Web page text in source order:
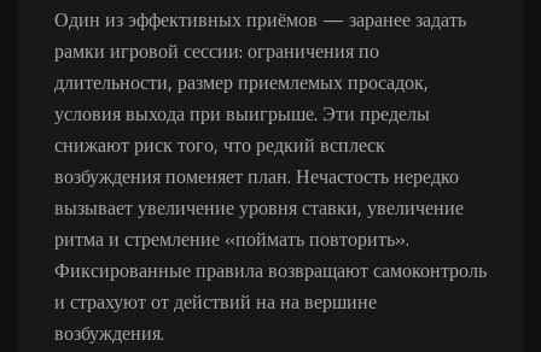
Один из эффективных приёмов — заранее задать
рамки игровой сессии: ограничения по
длительности, размер приемлемых просадок,
условия выхода при выигрыше. Эти пределы
снижают риск того, что редкий всплеск
возбуждения поменяет план. Нечастость нередко
вызывает увеличение уровня ставки, увеличение
ритма и стремление «поймать повторить».
Фиксированные правила возвращают самоконтроль
и страхуют от действий на на вершине
возбуждения.